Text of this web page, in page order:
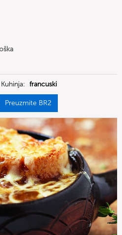
Kuhinja: francuski
Preuzmite BR2